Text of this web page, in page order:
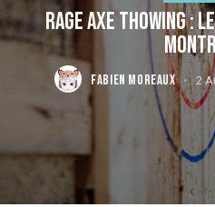
RAGE AXE THOWING :
FABIEN MOREAUX 2